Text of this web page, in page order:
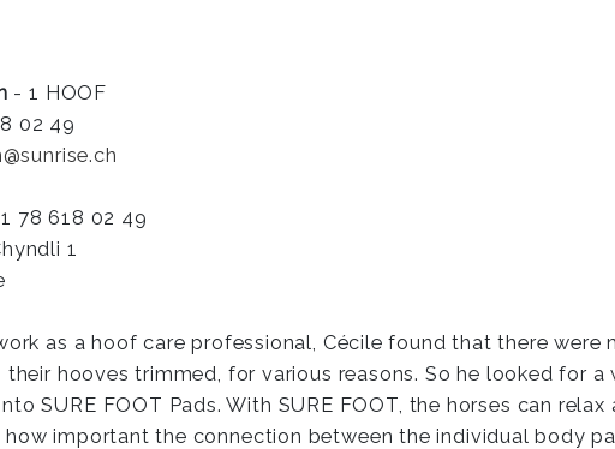
- 1 HOOF
02 49
78 618 02 49
1
as a hoof care professional, Cécile found that there
their hooves trimmed, for various reasons. So he looked for
SURE FOOT Pads. With SURE FOOT, the horses can
how important the connection between the individual body